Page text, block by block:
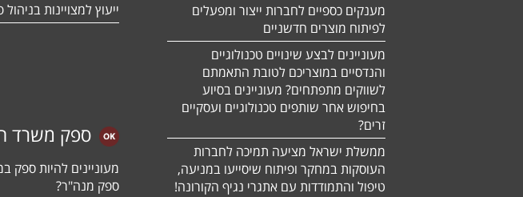
מענקים כספיים לחברות ייצור ומפעלים
לפיתוח מוצרים חדשניים
מעוניינים לבצע שינויים טכנולוגיים
והנדסיים במוצריכם לטובת התאמתם
לשווקים מתפתחים? מעוניינים בסיוע
בחיפוש אחר שותפים טכנולוגיים ועסקיים
זרים?
ממשלת ישראל מציעה תמיכה לחברות
העוסקות במחקר ופיתוח שיסייעו במניעה,
טיפול והתמודדות עם אתגרי נגיף הקורונה!
ייעוץ למצויינות בניהול
ספק משרד
מעוניינים להיות ספק
ספק מנה"ר?